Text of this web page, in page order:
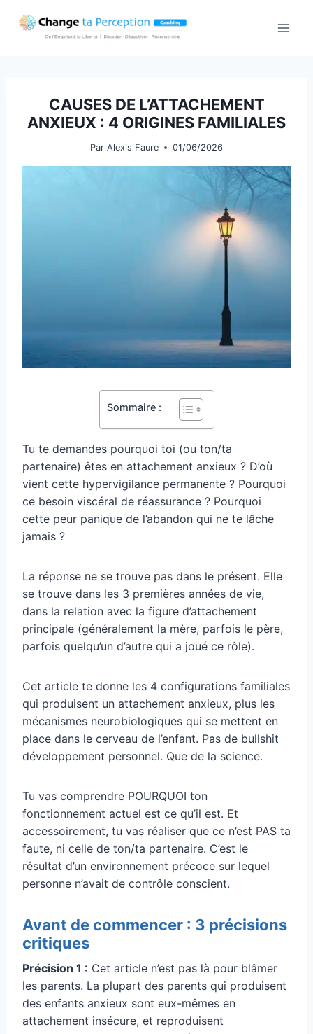
CAUSES DE L’ATTACHEMENT
ANXIEUX : 4 ORIGINES FAMILIALES
Par Alexis Faure 01/06/2026
Sommaire :
Tu te demandes pourquoi toi (ou ton/ta
partenaire) êtes en attachement anxieux ? D’où
vient cette hypervigilance permanente ? Pourquoi
ce besoin viscéral de réassurance ? Pourquoi
cette peur panique de l’abandon qui ne te lâche
jamais ?
La réponse ne se trouve pas dans le présent. Elle
se trouve dans les 3 premières années de vie,
dans la relation avec la figure d’attachement
principale (généralement la mère, parfois le père,
parfois quelqu’un d’autre qui a joué ce rôle).
Cet article te donne les 4 configurations familiales
qui produisent un attachement anxieux, plus les
mécanismes neurobiologiques qui se mettent en
place dans le cerveau de l’enfant. Pas de bullshit
développement personnel. Que de la science.
Tu vas comprendre POURQUOI ton
fonctionnement actuel est ce qu’il est. Et
accessoirement, tu vas réaliser que ce n’est PAS ta
faute, ni celle de ton/ta partenaire. C’est le
résultat d’un environnement précoce sur lequel
personne n’avait de contrôle conscient.
Avant de commencer : 3 précisions
critiques
Précision 1 : Cet article n’est pas là pour blâmer
les parents. La plupart des parents qui produisent
des enfants anxieux sont eux-mêmes en
attachement insécure, et reproduisent